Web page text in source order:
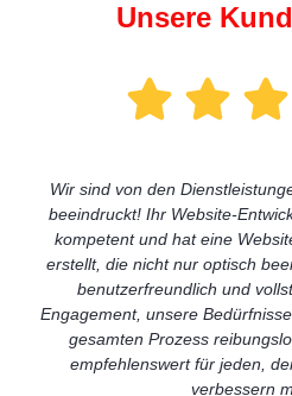
Unsere
Wir sind von den
beeindruckt! Ihr Website-
kompetent und hat eine
erstellt, die nicht nur optisch
benutzerfreundlich und
Engagement, unsere
gesamten Prozess
empfehlenswert für jeden,
verbessern